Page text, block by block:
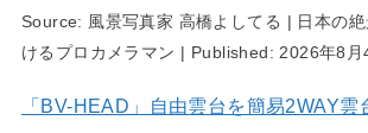
Source: 風景写真家 高橋よしてる | 日本の
けるプロカメラマン | Published: 2026年8
「BV-HEAD」自由雲台を簡易2WAY雲